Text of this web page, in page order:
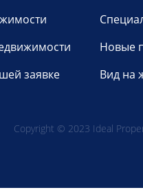
заявке
Новые
Вид на
Copyright © 2023 Ideal